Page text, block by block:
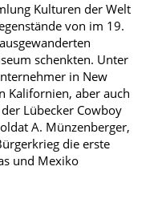
Kulturen der Welt
von im 19.
schenkten. Unter
in New
Kalifornien, aber auch
Lübecker Cowboy
A. Münzenberger,
die erste
und Mexiko